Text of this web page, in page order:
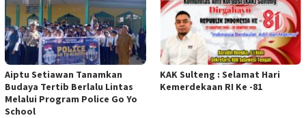
Aiptu Setiawan Tanamkan
Budaya Tertib Berlalu Lintas
Melalui Program Police Go Yo
School
KAK Sulteng : Selamat Hari
Kemerdekaan RI Ke -81